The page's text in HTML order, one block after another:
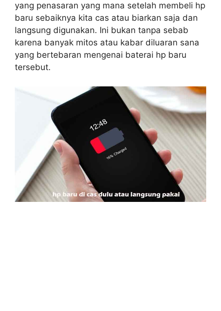
yang penasaran yang mana setelah membeli hp
baru sebaiknya kita cas atau biarkan saja dan
langsung digunakan. Ini bukan tanpa sebab
karena banyak mitos atau kabar diluaran sana
yang bertebaran mengenai baterai hp baru
tersebut.